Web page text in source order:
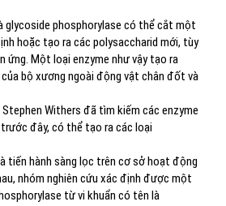
glycoside phosphorylase có thể cắt một
hoặc tạo ra các polysaccharid mới, tùy
ứng. Một loại enzyme như vậy tạo ra
bộ xương ngoài động vật chân đốt và
Withers đã tìm kiếm các enzyme
đây, có thể tạo ra các loại
tiến hành sàng lọc trên cơ sở hoạt động
nhóm nghiên cứu xác định được một
từ vi khuẩn có tên là